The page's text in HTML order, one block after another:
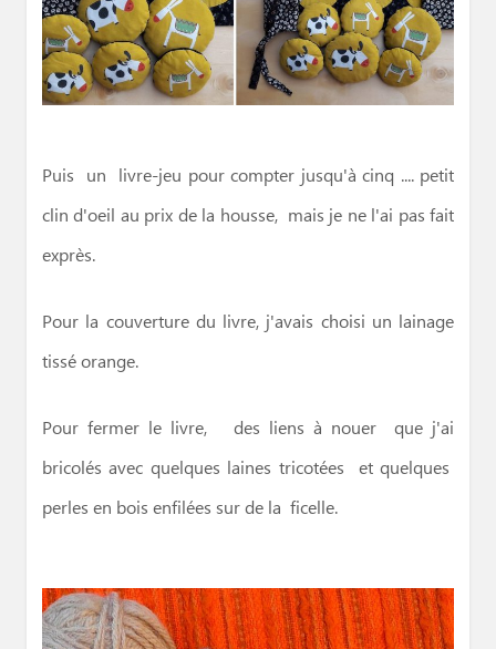
Puis un livre-jeu pour compter jusqu'à cinq .... petit
clin d'oeil au prix de la housse, mais je ne l'ai pas fait
exprès.
Pour la couverture du livre, j'avais choisi un lainage
tissé orange.
Pour fermer le livre, des liens à nouer que j'ai
bricolés avec quelques laines tricotées et quelques
perles en bois enfilées sur de la ficelle.